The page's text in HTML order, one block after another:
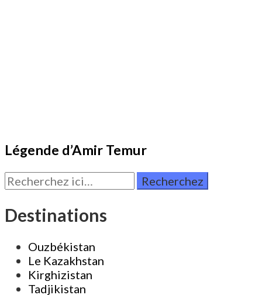
Légende d’Amir Temur
Rechercher:
Destinations
Ouzbékistan
Le Kazakhstan
Kirghizistan
Tadjikistan